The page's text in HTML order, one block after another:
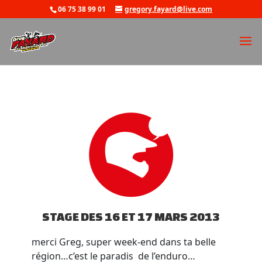
06 75 38 99 01 gregory.fayard@live.com
STAGE DES 16 ET 17 MARS 2013
merci Greg, super week-end dans ta belle
région…c’est le paradis de l’enduro…